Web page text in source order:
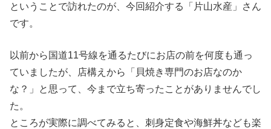
ということで訪れたのが、今回紹介する「片山水産」さん
です。
以前から国道11号線を通るたびにお店の前を何度も通っ
ていましたが、店構えから「貝焼き専門のお店なのか
な？」と思って、今まで立ち寄ったことがありませんでし
た。
ところが実際に調べてみると、刺身定食や海鮮丼なども楽